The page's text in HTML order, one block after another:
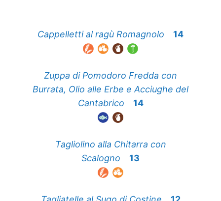
Cappelletti al ragù Romagnolo 14
Zuppa di Pomodoro Fredda con
Burrata, Olio alle Erbe e Acciughe del
Cantabrico
14
Tagliolino alla Chitarra con
Scalogno
13